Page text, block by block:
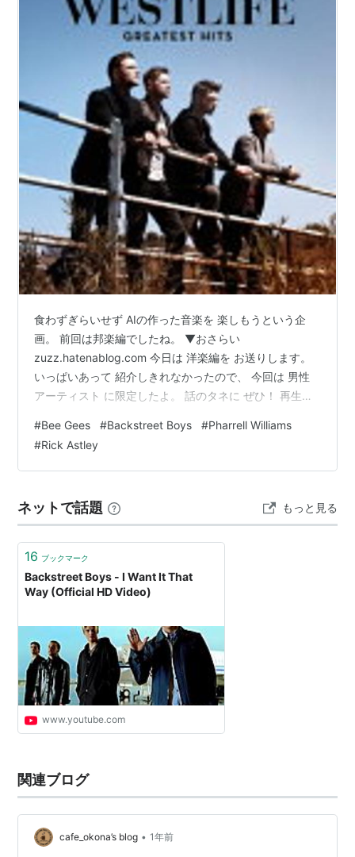
オーランド、フロリダ州のハイスクールの生徒だった
A.J.とHowie D、ジュニアハイスクールに通っていた
Nickの3人はオーディション会場で偶然に知り合い意気
投合、グループを作る。
その後、仕事でオーランドに来ていたKevinはA.J.，
Howie D，Nickの3人に出会いグループの仲間になる。
KevinはケンタッキーにいるBrianを電話*2で呼び寄せ
Backstreet Boysを結成する。
グループ名は結成当時オーランドで人気のあったフリ
ー・マーケット「Backstreet Market」にちなんで自分
たちの名前をつけた。
それから彼らはレコードデビューに向けてスタート。
まずはローカルレーベルから始めてホテルやシアターの
ロビーでア・カペラを歌った。
その甲斐あって6か月以内にフロリダでインディーズの
シングル「Tell Me That I'm Dreaming」を引っさげて
ライヴをすることになる。場所はすべてハイスクールの
体育館。
ー。
しかしデビュー当時、アメリカではアイドルが全く相手
にされていなかったため、止む無くヨーロッパへと渡
る。
しばらく経って「I'll Never Break Your Heart」がチャ
この年、ベスト・ニューツアー・アクトの観点からロン
ドンの「Smash Hits Award」を獲得、「I'll Never
Break Your Heart」はゴールドシングルとなる。同じ時
期にドイツでもゴールドを獲得、オーストラリアのチャ
ートでも１位に上りつめる。
ストリア、日本を含むアジア地区でリリースし、デビュ
ー。
この年のシングル「Quit Playin' Games(with my
heart)」は、ＭＴＶ EUROPA AWARDでもCHOICE
食わずぎらいせず AIの作った音楽を 楽しもうという企
画。 前回は邦楽編でしたね。 ▼おさらい
zuzz.hatenablog.com 今日は 洋楽編を お送りします。
いっぱいあって 紹介しきれなかったので、 今回は 男性
アーティスト に限定したよ。 話のタネに ぜひ！ 再生速
メ！！ ■□■□■□■ Bee Gees*1"How Deep Is Your
Love" 90年代のR&B風とあるけど どっちかというと
Backstreet Boysみたいな ボーイズグループっぽい 仕上
#Bee Gees #Backstreet Boys #Pharrell Williams
#Rick Astley
ネットで話題 もっと見る
16 ブックマーク
Backstreet Boys - I Want It That
Way (Official HD Video)
www.youtube.com
関連ブログ
cafe_okona’s blog • 1年前